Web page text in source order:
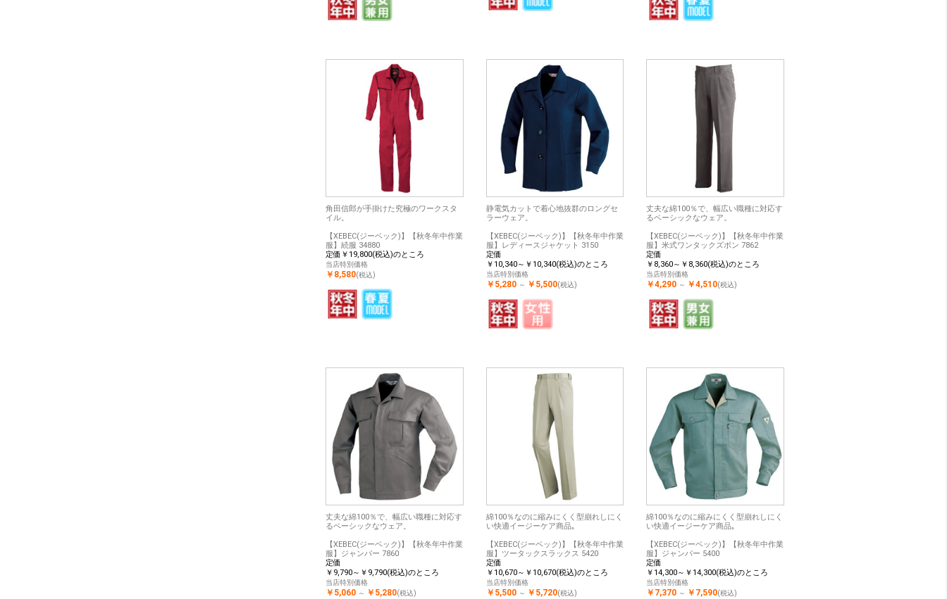
角田信郎が手掛けた究極のワークスタ
イル。
【XEBEC(ジーベック)】【秋冬年中作業
服】続服 34880
定価￥19,800(税込)のところ
当店特別価格
￥8,580(税込)
静電気カットで着心地抜群のロングセ
ラーウェア。
【XEBEC(ジーベック)】【秋冬年中作業
服】レディースジャケット 3150
定価
￥10,340～￥10,340(税込)のところ
当店特別価格
￥5,280 ～ ￥5,500(税込)
丈夫な綿100％で、幅広い職種に対応す
るベーシックなウェア。
【XEBEC(ジーベック)】【秋冬年中作業
服】米式ワンタックズボン 7862
定価
￥8,360～￥8,360(税込)のところ
当店特別価格
￥4,290 ～ ￥4,510(税込)
丈夫な綿100％で、幅広い職種に対応す
るベーシックなウェア。
【XEBEC(ジーベック)】【秋冬年中作業
服】ジャンパー 7860
定価
￥9,790～￥9,790(税込)のところ
当店特別価格
￥5,060 ～ ￥5,280(税込)
綿100％なのに縮みにくく型崩れしにく
い快適イージーケア商品｡
【XEBEC(ジーベック)】【秋冬年中作業
服】ツータックスラックス 5420
定価
￥10,670～￥10,670(税込)のところ
当店特別価格
￥5,500 ～ ￥5,720(税込)
綿100％なのに縮みにくく型崩れしにく
い快適イージーケア商品｡
【XEBEC(ジーベック)】【秋冬年中作業
服】ジャンパー 5400
定価
￥14,300～￥14,300(税込)のところ
当店特別価格
￥7,370 ～ ￥7,590(税込)